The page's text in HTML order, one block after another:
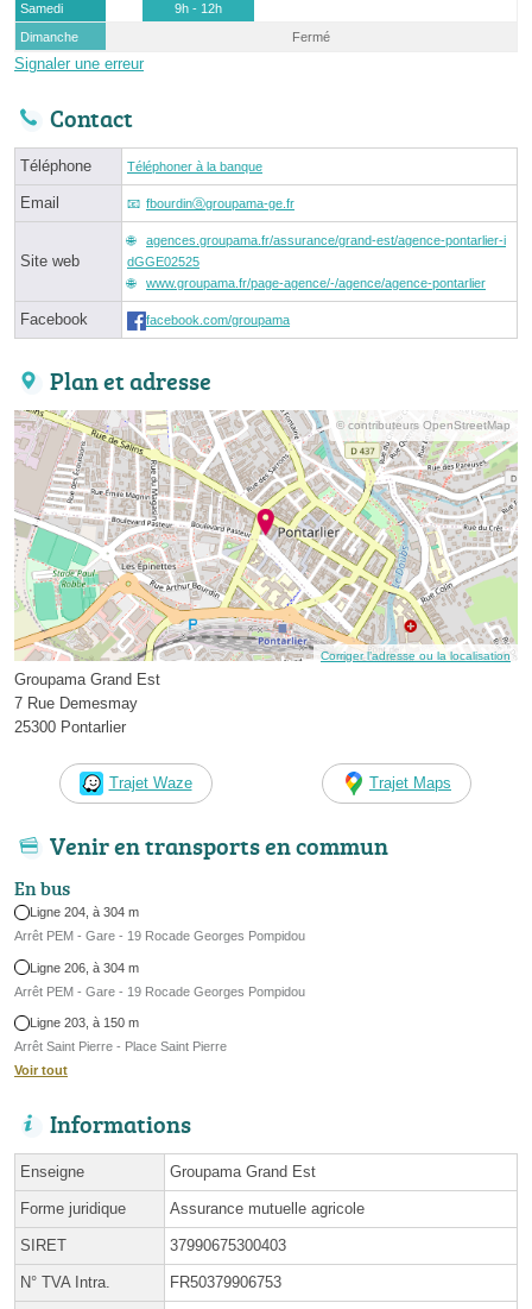
Samedi
9h - 12h
Dimanche
Fermé
Signaler une erreur
Contact
Téléphone Téléphoner à la banque
Email fbourdinⓐgroupama-ge.fr
Site web
agences.groupama.fr/assurance/grand-est/agence-pontarlier-i
dGGE02525
www.groupama.fr/page-agence/-/agence/agence-pontarlier
Facebook facebook.com/groupama
Plan et adresse
© contributeurs OpenStreetMap
Corriger l’adresse ou la localisation
Groupama Grand Est
7 Rue Demesmay
25300 Pontarlier
Trajet Waze Trajet Maps
Venir en transports en commun
En bus
Ligne 204, à 304 m
Arrêt PEM - Gare - 19 Rocade Georges Pompidou
Ligne 206, à 304 m
Arrêt PEM - Gare - 19 Rocade Georges Pompidou
Ligne 203, à 150 m
Arrêt Saint Pierre - Place Saint Pierre
Voir tout
Informations
Enseigne Groupama Grand Est
Forme juridique Assurance mutuelle agricole
SIRET 37990675300403
N° TVA Intra. FR50379906753